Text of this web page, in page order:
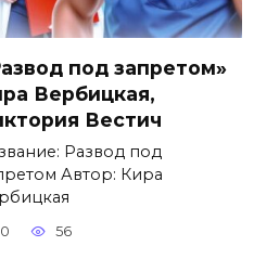
под запретом»
Вербицкая,
Вестич
Развод под
Автор: Кира
0 56